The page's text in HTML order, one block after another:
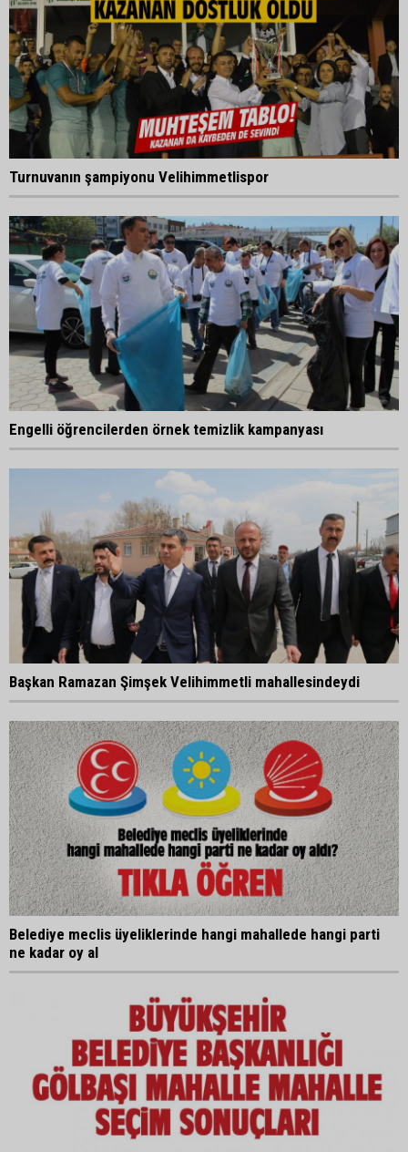
Turnuvanın şampiyonu Velihimmetlispor
Engelli öğrencilerden örnek temizlik kampanyası
Başkan Ramazan Şimşek Velihimmetli mahallesindeydi
Belediye meclis üyeliklerinde hangi mahallede hangi parti
ne kadar oy al